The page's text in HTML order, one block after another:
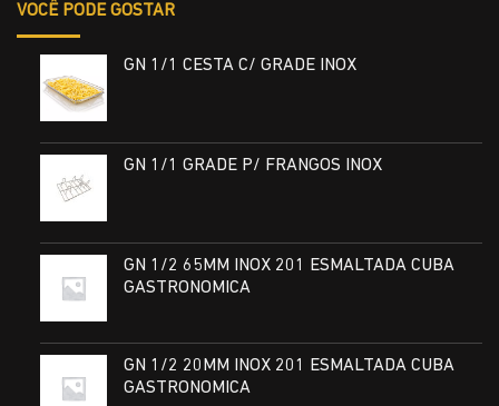
VOCÊ PODE GOSTAR
GN 1/1 CESTA C/ GRADE INOX
GN 1/1 GRADE P/ FRANGOS INOX
GN 1/2 65MM INOX 201 ESMALTADA CUBA
GASTRONOMICA
GN 1/2 20MM INOX 201 ESMALTADA CUBA
GASTRONOMICA